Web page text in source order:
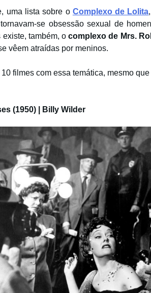
uma lista sobre o Complexo de Lolita
se obsessão sexual de
existe, também, ocomplexo de Mrs.
vêem atraídas por meninos.
filmes com essa temática, mesmo
(1950) | Billy Wilder